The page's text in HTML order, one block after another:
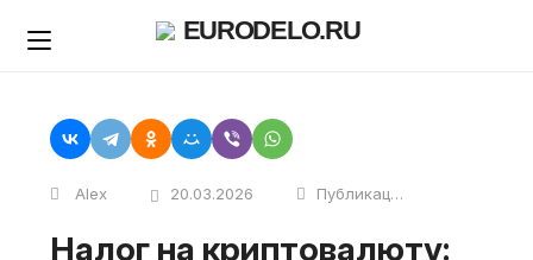
EURODELO.RU
Alex 20.03.2026 Публикации
Налог на криптовалюту: